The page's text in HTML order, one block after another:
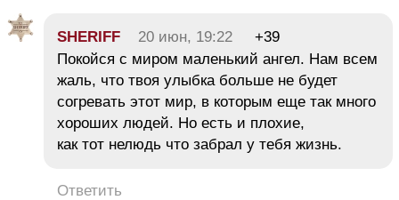
SHERIFF 20 июн, 19:22
+39
Покойся с миром маленький ангел. Нам всем
жаль, что твоя улыбка больше не будет
согревать этот мир, в которым еще так много
хороших людей. Но есть и плохие,
как тот нелюдь что забрал у тебя жизнь.
Ответить